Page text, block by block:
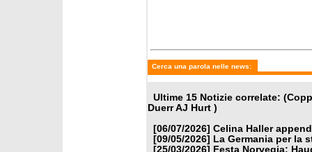
Cerca una parola nelle news:
Ultime 15 Notizie correlate:
Duerr AJ Hurt )
[06/07/2026] Celina Haller
[09/05/2026]
La Germania per la
[25/03/2026]
Festa Norvegia: